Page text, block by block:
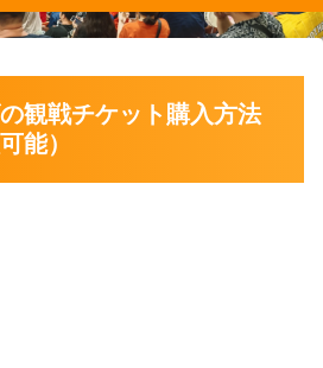
観戦チケット購入方法
能）